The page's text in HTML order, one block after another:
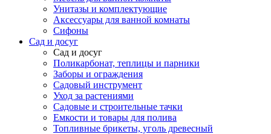
Унитазы и комплектующие
Аксессуары для ванной комнаты
Сифоны
Сад и досуг
Сад и досуг
Поликарбонат, теплицы и парники
Заборы и ограждения
Садовый инструмент
Уход за растениями
Садовые и строительные тачки
Емкости и товары для полива
Топливные брикеты, уголь древесный